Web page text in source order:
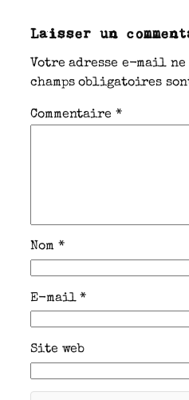
Laisser un
Votre adresse e-mail
champs obligatoires
Commentaire *
Nom *
E-mail*
Site web